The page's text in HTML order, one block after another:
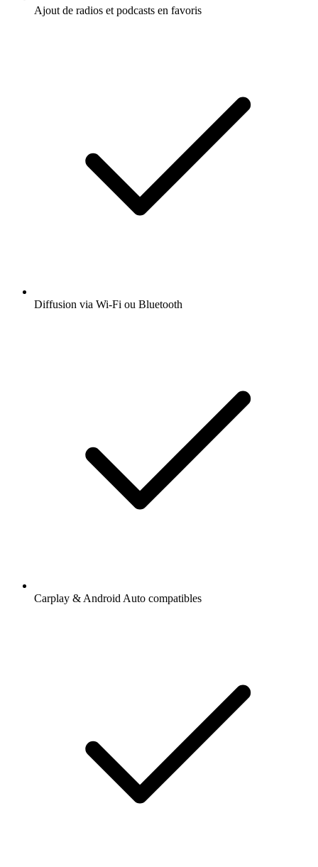
Ajout de radios et podcasts en favoris
Diffusion via Wi-Fi ou Bluetooth
Carplay & Android Auto compatibles